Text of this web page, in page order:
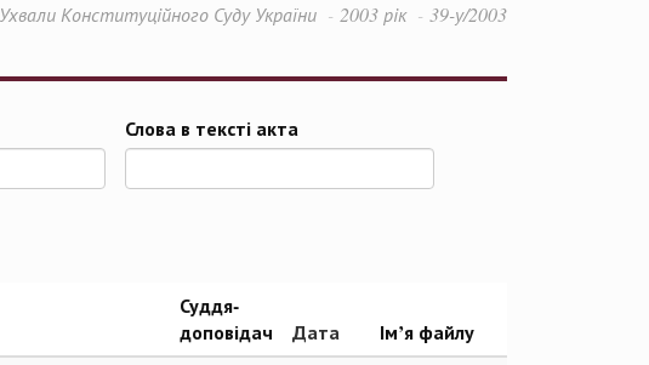
Ухвали Конституційного Суду України 2003 рік 39-у/2003
Слова в тексті акта
Суддя-
доповідач
Дата Ім’я файлу